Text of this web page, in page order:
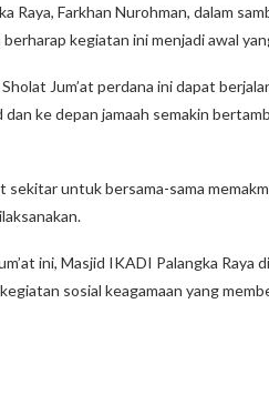
Raya, Farkhan Nurohman, dalam
berharap kegiatan ini menjadi awal
Jum’at perdana ini dapat
ke depan jamaah semakin
sekitar untuk bersama-sama
ini, Masjid IKADI Palangka
sosial keagamaan yang